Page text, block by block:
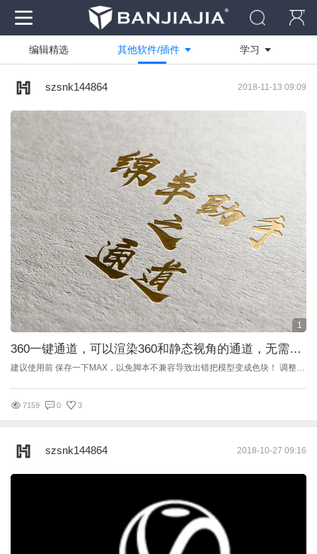
编辑精选 其他软件/插件 学习
资料
社区
电脑
商业快速
临摹作品
学员作品
活动作品
技能方向
设计创作
装修工艺
szsnk144864 2018-11-13 09:09
1
360一键通道，可以渲染360和静态视角的通道，无需手动调节参数 By：绵羊助手
建议使用前 保存一下MAX，以免脚本不兼容导致出错把模型变成色块！ 调整尺寸即可渲染，看视频&gt;&gt;&gt;&gt;&gt;&gt;&gt; 如果觉得脚本给你带来了方便，可以打赏绵羊买瓶早餐奶补补身子，，，，， &gt;&gt;&gt;&gt;&gt;&gt;QQ群：590900181 点图标↑↑↑↑↑↑↑↑↑也可以直接加群哦 网站还没有发布V2.1，群里已经V2.1了 V2.0不带一键渲染通道哦 http://www.banjiajia.com/posts/43654 &gt;&gt;&gt;&gt;&gt;2.0 地址
7159 0 3
szsnk144864 2018-10-27 09:16